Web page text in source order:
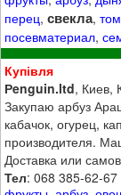
перец,свекла,
посевматериал,
Купівля
Рenguin.ltd, Киев,
Закупаю арбуз
кабачок, огурец,
производителя.
Доставка или
Тел: 068 385-62-67